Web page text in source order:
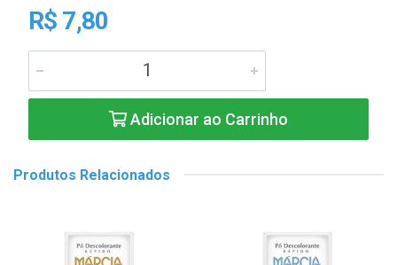
R$ 7,80
Adicionar ao Carrinho
Produtos Relacionados